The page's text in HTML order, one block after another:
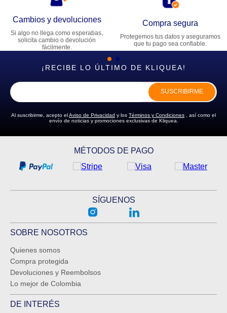
Cambios y devoluciones
Si algo no llega como esperabas,
solicita cambio o devolución
fácilmente.
Compra segura
Protegemos tus datos y aseguramos
que tu pago sea confiable.
¡RECIBE LO ÚLTIMO DE KLIQUEA!
SUSCRIBIRME
Al suscribirme, acepto elAviso de Privacidad y los Términos y Condiciones , así como el
envío de noticias y promociones exclusivas de Kliquea.
MÉTODOS DE PAGO
SÍGUENOS
SOBRE NOSOTROS
Quienes somos
Compra protegida
Devoluciones y Reembolsos
Lo mejor de Colombia
DE INTERÉS